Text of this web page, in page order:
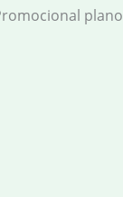
plano